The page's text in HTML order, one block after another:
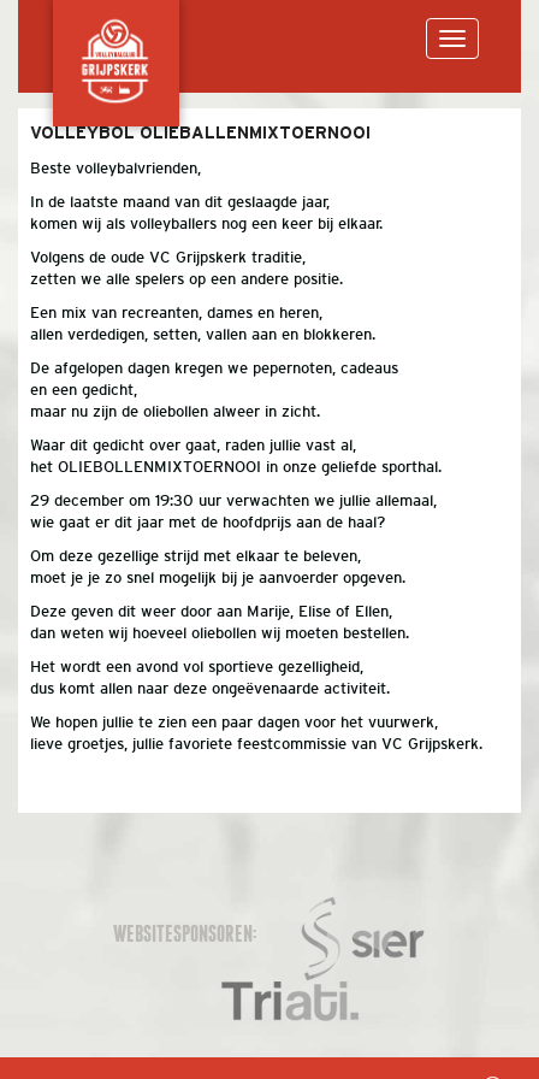
VOLLEYBOL OLIEBALLENMIXTOERNOOI
Beste volleybalvrienden,
In de laatste maand van dit geslaagde jaar,
komen wij als volleyballers nog een keer bij elkaar.
Volgens de oude VC Grijpskerk traditie,
zetten we alle spelers op een andere positie.
Een mix van recreanten, dames en heren,
allen verdedigen, setten, vallen aan en blokkeren.
De afgelopen dagen kregen we pepernoten, cadeaus
en een gedicht,
maar nu zijn de oliebollen alweer in zicht.
Waar dit gedicht over gaat, raden jullie vast al,
het OLIEBOLLENMIXTOERNOOI in onze geliefde sporthal.
29 december om 19:30 uur verwachten we jullie allemaal,
wie gaat er dit jaar met de hoofdprijs aan de haal?
Om deze gezellige strijd met elkaar te beleven,
moet je je zo snel mogelijk bij je aanvoerder opgeven.
Deze geven dit weer door aan Marije, Elise of Ellen,
dan weten wij hoeveel oliebollen wij moeten bestellen.
Het wordt een avond vol sportieve gezelligheid,
dus komt allen naar deze ongeëvenaarde activiteit.
We hopen jullie te zien een paar dagen voor het vuurwerk,
lieve groetjes, jullie favoriete feestcommissie van VC Grijpskerk.
WEBSITESPONSOREN: